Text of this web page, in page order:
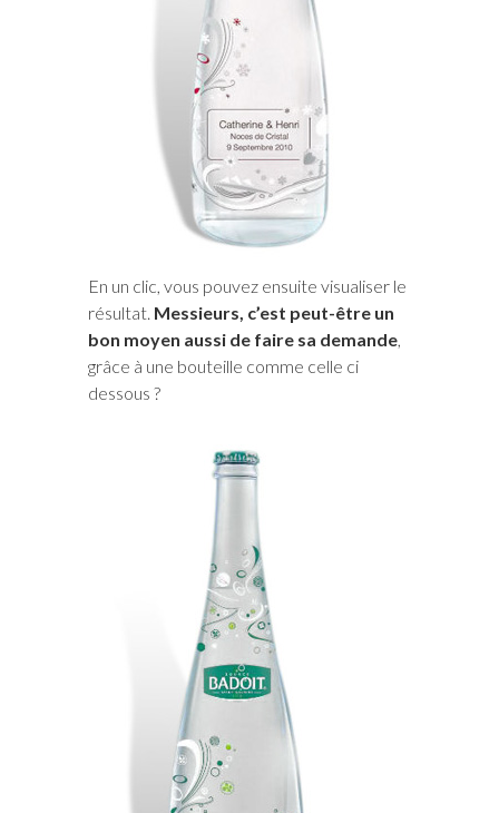
En un clic, vous pouvez ensuite visualiser le
résultat. Messieurs, c’est peut-être un
bon moyen aussi de faire sa demande
grâce à une bouteille comme celle ci
dessous ?